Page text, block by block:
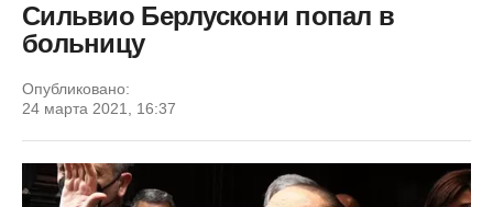
Сильвио Берлускони попал в
больницу
Опубликовано:
24 марта 2021, 16:37